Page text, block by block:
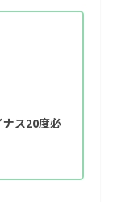
ナス20度必